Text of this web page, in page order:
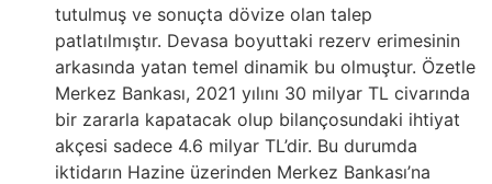
tutulmuş ve sonuçta dövize olan talep
patlatılmıştır. Devasa boyuttaki rezerv erimesinin
arkasında yatan temel dinamik bu olmuştur. Özetle
Merkez Bankası, 2021 yılını 30 milyar TL civarında
bir zararla kapatacak olup bilançosundaki ihtiyat
akçesi sadece 4.6 milyar TL’dir. Bu durumda
iktidarın Hazine üzerinden Merkez Bankası’na